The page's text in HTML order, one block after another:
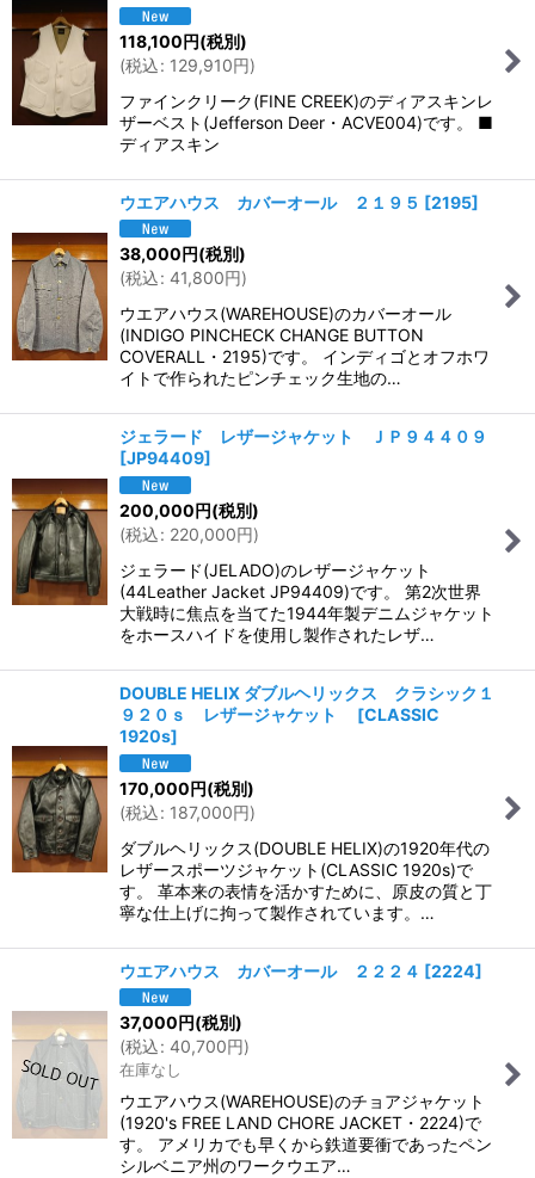
118,100円(税別)
(税込: 129,910円)
ファインクリーク(FINE CREEK)のディアスキンレ
ザーベスト(Jefferson Deer・ACVE004)です。 ■
ディアスキン
ウエアハウス カバーオール ２１９５ [2195]
38,000円(税別)
(税込: 41,800円)
ウエアハウス(WAREHOUSE)のカバーオール
(INDIGO PINCHECK CHANGE BUTTON
COVERALL・2195)です。 インディゴとオフホワ
イトで作られたピンチェック生地の…
ジェラード レザージャケット ＪＰ９４４０９
[JP94409]
200,000円(税別)
(税込: 220,000円)
ジェラード(JELADO)のレザージャケット
(44Leather Jacket JP94409)です。 第2次世界
大戦時に焦点を当てた1944年製デニムジャケット
をホースハイドを使用し製作されたレザ…
DOUBLE HELIX ダブルヘリックス クラシック１
９２０ｓ レザージャケット
[CLASSIC
1920s]
170,000円(税別)
(税込: 187,000円)
ダブルヘリックス(DOUBLE HELIX)の1920年代の
レザースポーツジャケット(CLASSIC 1920s)で
す。 革本来の表情を活かすために、原皮の質と丁
寧な仕上げに拘って製作されています。…
ウエアハウス カバーオール ２２２４ [2224]
37,000円(税別)
(税込: 40,700円)
在庫なし
ウエアハウス(WAREHOUSE)のチョアジャケット
(1920's FREE LAND CHORE JACKET・2224)で
す。 アメリカでも早くから鉄道要衝であったペン
シルベニア州のワークウエア…